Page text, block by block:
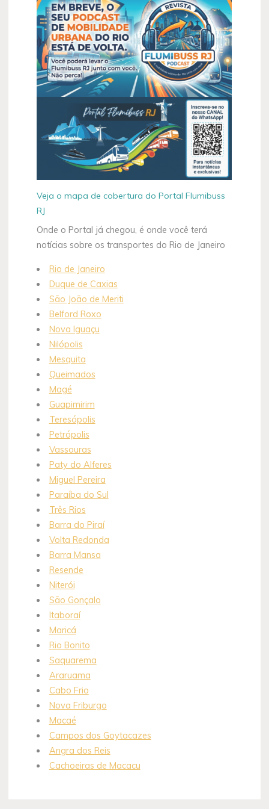
18"
Rio
de
Janeiro
assume
o
controle
da
Transportes
Campo
Grande"
Veja o mapa de cobertura do Portal Flumibuss
RJ
Onde o Portal já chegou, é onde você terá
notícias sobre os transportes do Rio de Janeiro
Rio de Janeiro
Duque de Caxias
São João de Meriti
Belford Roxo
Nova Iguaçu
Nilópolis
Mesquita
Queimados
Magé
Guapimirim
Teresópolis
Petrópolis
Vassouras
Paty do Alferes
Miguel Pereira
Paraíba do Sul
Três Rios
Barra do Piraí
Volta Redonda
Barra Mansa
Resende
Niterói
São Gonçalo
Itaboraí
Maricá
Rio Bonito
Saquarema
Araruama
Cabo Frio
Nova Friburgo
Macaé
Campos dos Goytacazes
Angra dos Reis
Cachoeiras de Macacu